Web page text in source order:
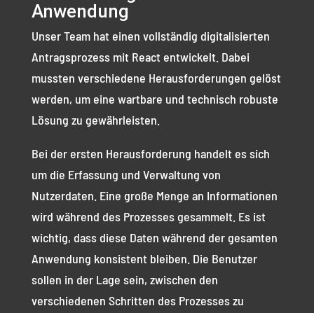
Anwendung
Unser Team hat einen vollständig digitalisierten
Antragsprozess mit React entwickelt. Dabei
mussten verschiedene Herausforderungen gelöst
werden, um eine wartbare und technisch robuste
Lösung zu gewährleisten.
Bei der ersten Herausforderung handelt es sich
um die Erfassung und Verwaltung von
Nutzerdaten. Eine große Menge an Informationen
wird während des Prozesses gesammelt. Es ist
wichtig, dass diese Daten während der gesamten
Anwendung konsistent bleiben. Die Benutzer
sollen in der Lage sein, zwischen den
verschiedenen Schritten des Prozesses zu